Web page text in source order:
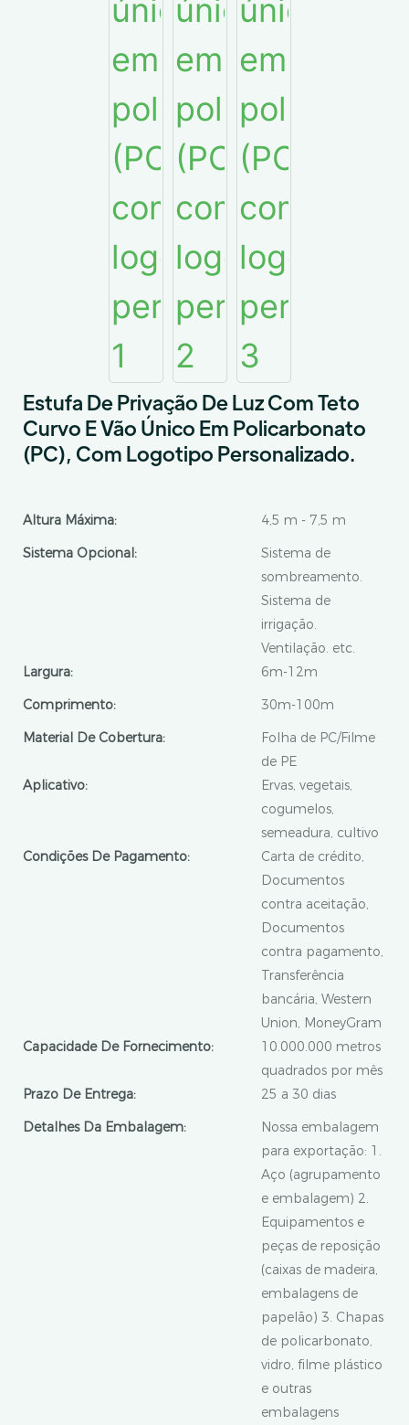
Estufa De Privação De Luz Com Teto
Curvo E Vão Único Em Policarbonato
(PC), Com Logotipo Personalizado.
Altura Máxima:
4,5 m - 7,5 m
Sistema Opcional:
Sistema de
sombreamento.
Sistema de
irrigação.
Ventilação. etc.
Largura:
6m-12m
Comprimento:
30m-100m
Material De Cobertura:
Folha de PC/Filme
de PE
Aplicativo:
Ervas, vegetais,
cogumelos,
semeadura, cultivo
Condições De Pagamento:
Carta de crédito,
Documentos
contra aceitação,
Documentos
contra pagamento,
Transferência
bancária, Western
Union, MoneyGram
Capacidade De Fornecimento:
10.000.000 metros
quadrados por mês
Prazo De Entrega:
25 a 30 dias
Detalhes Da Embalagem:
Nossa embalagem
para exportação: 1.
Aço (agrupamento
e embalagem) 2.
Equipamentos e
peças de reposição
(caixas de madeira,
embalagens de
papelão) 3. Chapas
de policarbonato,
vidro, filme plástico
e outras
embalagens